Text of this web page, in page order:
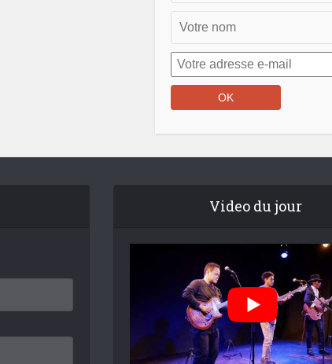
Video du jour